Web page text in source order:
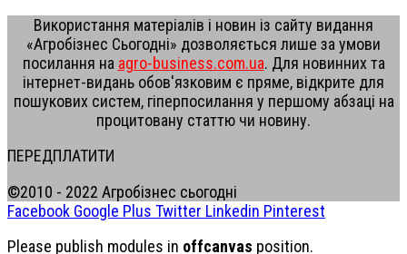
Використання матеріалів і новин із сайту видання
«Агробізнес Сьогодні» дозволяється лише за умови
посилання на agro-business.com.ua. Для новинних та
інтернет-видань обов'язковим є пряме, відкрите для
пошукових систем, гіперпосилання у першому абзаці на
процитовану статтю чи новину.
ПЕРЕДПЛАТИТИ
©2010 - 2022 Агробізнес сьогодні
Facebook Google Plus Twitter Linkedin Pinterest
Please publish modules in offcanvas position.